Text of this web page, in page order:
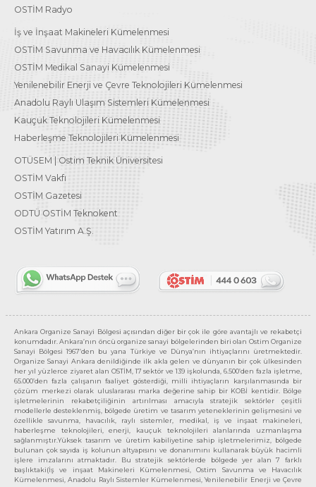
OSTİM Radyo
İş ve İnşaat Makineleri Kümelenmesi
OSTİM Savunma ve Havacılık Kümelenmesi
OSTİM Medikal Sanayi Kümelenmesi
Yenilenebilir Enerji ve Çevre Teknolojileri Kümelenmesi
Anadolu Raylı Ulaşım Sistemleri Kümelenmesi
Kauçuk Teknolojileri Kümelenmesi
Haberleşme Teknolojileri Kümelenmesi
OTÜSEM | Ostim Teknik Üniversitesi
OSTİM Vakfı
OSTİM Gazetesi
ODTÜ OSTİM Teknokent
OSTİM Yatırım A.Ş.
Ankara Organize Sanayi Bölgesi açısından diğer bir çok ile göre avantajlı ve rekabetçi
konumdadır. Ankara’nın öncü organize sanayi bölgelerinden biri olan Ostim Organize
Sanayi Bölgesi 1967’den bu yana Türkiye ve Dünya’nın ihtiyaçlarını üretmektedir.
Organize Sanayi Ankara denildiğinde ilk akla gelen ve dünyanın bir çok ülkesinden
her yıl yüzlerce ziyaret alan OSTİM, 17 sektör ve 139 işkolunda, 6.500’den fazla işletme,
65.000’den fazla çalışanın faaliyet gösterdiği, milli ihtiyaçların karşılanmasında bir
çözüm merkezi olarak uluslararası marka değerine sahip bir KOBİ kentidir. Bölge
işletmelerinin rekabetçiliğinin artırılması amacıyla stratejik sektörler çeşitli
modellerle desteklenmiş, bölgede üretim ve tasarım yeteneklerinin gelişmesini ve
özellikle savunma, havacılık, raylı sistemler, medikal, iş ve inşaat makineleri,
haberleşme teknolojileri, enerji, kauçuk teknolojileri alanlarında uzmanlaşma
sağlanmıştır.Yüksek tasarım ve üretim kabiliyetine sahip işletmelerimiz, bölgede
bulunan çok sayıda iş kolunun altyapısını ve donanımını kullanarak büyük hacimli
işlere imzalarını atmaktadır. Bu stratejik sektörlerde bölgede yer alan 7 farklı
başlıktaki(İş ve inşaat Makineleri Kümelenmesi, Ostim Savunma ve Havacılık
Kümelenmesi, Anadolu Raylı Sistemler Kümelenmesi, Yenilenebilir Enerji ve Çevre